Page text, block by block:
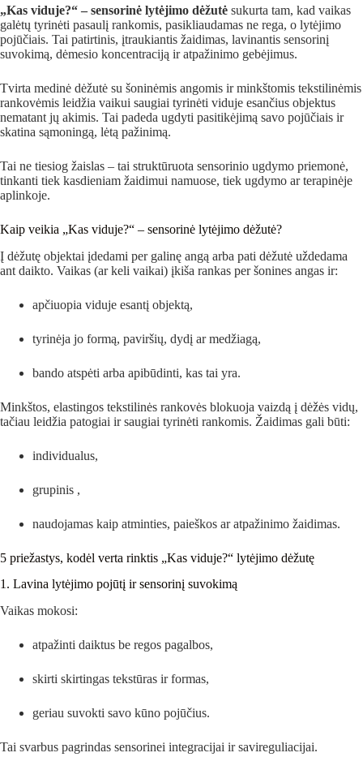
„Kas viduje?“ – sensorinė lytėjimo dėžutė sukurta tam, kad vaikas
galėtų tyrinėti pasaulį rankomis, pasikliaudamas ne rega, o lytėjimo
pojūčiais. Tai patirtinis, įtraukiantis žaidimas, lavinantis sensorinį
suvokimą, dėmesio koncentraciją ir atpažinimo gebėjimus.
Tvirta medinė dėžutė su šoninėmis angomis ir minkštomis tekstilinėmis
rankovėmis leidžia vaikui saugiai tyrinėti viduje esančius objektus
nematant jų akimis. Tai padeda ugdyti pasitikėjimą savo pojūčiais ir
skatina sąmoningą, lėtą pažinimą.
Tai ne tiesiog žaislas – tai struktūruota sensorinio ugdymo priemonė,
tinkanti tiek kasdieniam žaidimui namuose, tiek ugdymo ar terapinėje
aplinkoje.
Kaip veikia „Kas viduje?“ – sensorinė lytėjimo dėžutė?
Į dėžutę objektai įdedami per galinę angą arba pati dėžutė uždedama
ant daikto. Vaikas (ar keli vaikai) įkiša rankas per šonines angas ir:
apčiuopia viduje esantį objektą,
tyrinėja jo formą, paviršių, dydį ar medžiagą,
bando atspėti arba apibūdinti, kas tai yra.
Minkštos, elastingos tekstilinės rankovės blokuoja vaizdą į dėžės vidų,
tačiau leidžia patogiai ir saugiai tyrinėti rankomis. Žaidimas gali būti:
individualus,
grupinis ,
naudojamas kaip atminties, paieškos ar atpažinimo žaidimas.
5 priežastys, kodėl verta rinktis „Kas viduje?“ lytėjimo dėžutę
1. Lavina lytėjimo pojūtį ir sensorinį suvokimą
Vaikas mokosi:
atpažinti daiktus be regos pagalbos,
skirti skirtingas tekstūras ir formas,
geriau suvokti savo kūno pojūčius.
Tai svarbus pagrindas sensorinei integracijai ir savireguliacijai.